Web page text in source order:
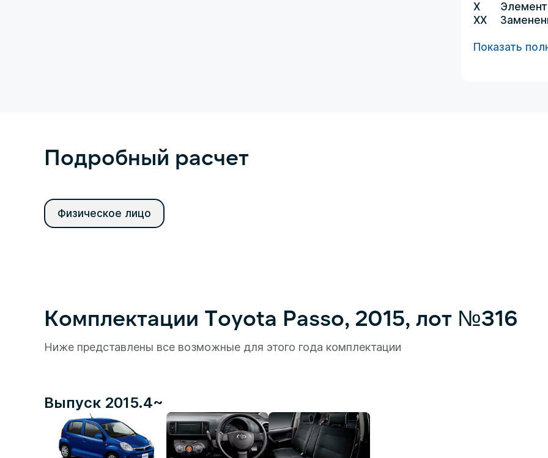
X
XX
Показать
Подробный расчет
Физическое лицо
Комплектации Toyota Passo, 2015, лот №316
Ниже представлены все возможные для этого года комплектации
Выпуск 2015.4~